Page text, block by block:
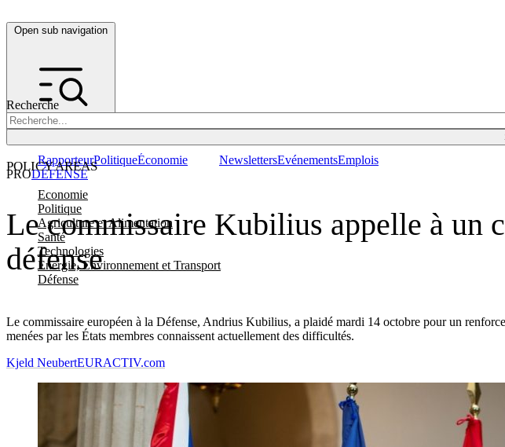
Open sub navigation
Recherche
POLICY AREAS
Economie
Politique
Agriculture et Alimentation
Santé
Technologies
Energie, Environnement et Transport
Défense
RapporteurPolitiqueÉconomie NewslettersEvénementsEmplois
Le commissaire Kubilius appelle à un
défense
Le commissaire européen à la Défense, Andrius Kubilius, a plaidé mardi 14 octobre pour un
menées par les États membres connaissent actuellement des difficultés.
PRODÉFENSE
Kjeld NeubertEURACTIV.com